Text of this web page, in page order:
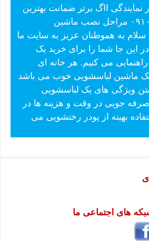
نمایندگی ااگ برتر ضمانت بهترین
قیمت ۰۹۱۰۹۶۶۳۹۵۸ مراحل نصب ماشین
سلام به هموطنان عزیز به سایت ما
این جا شما را برای خرید یک
می کنیم. هر خانه ای
ماشین لباسشویی خوب می باشد
ویژگی های یک لباسشویی
صرفه جویی در وقت و هزینه ها در
بهینه از پودر رختشویی می
های اجتماعی ما